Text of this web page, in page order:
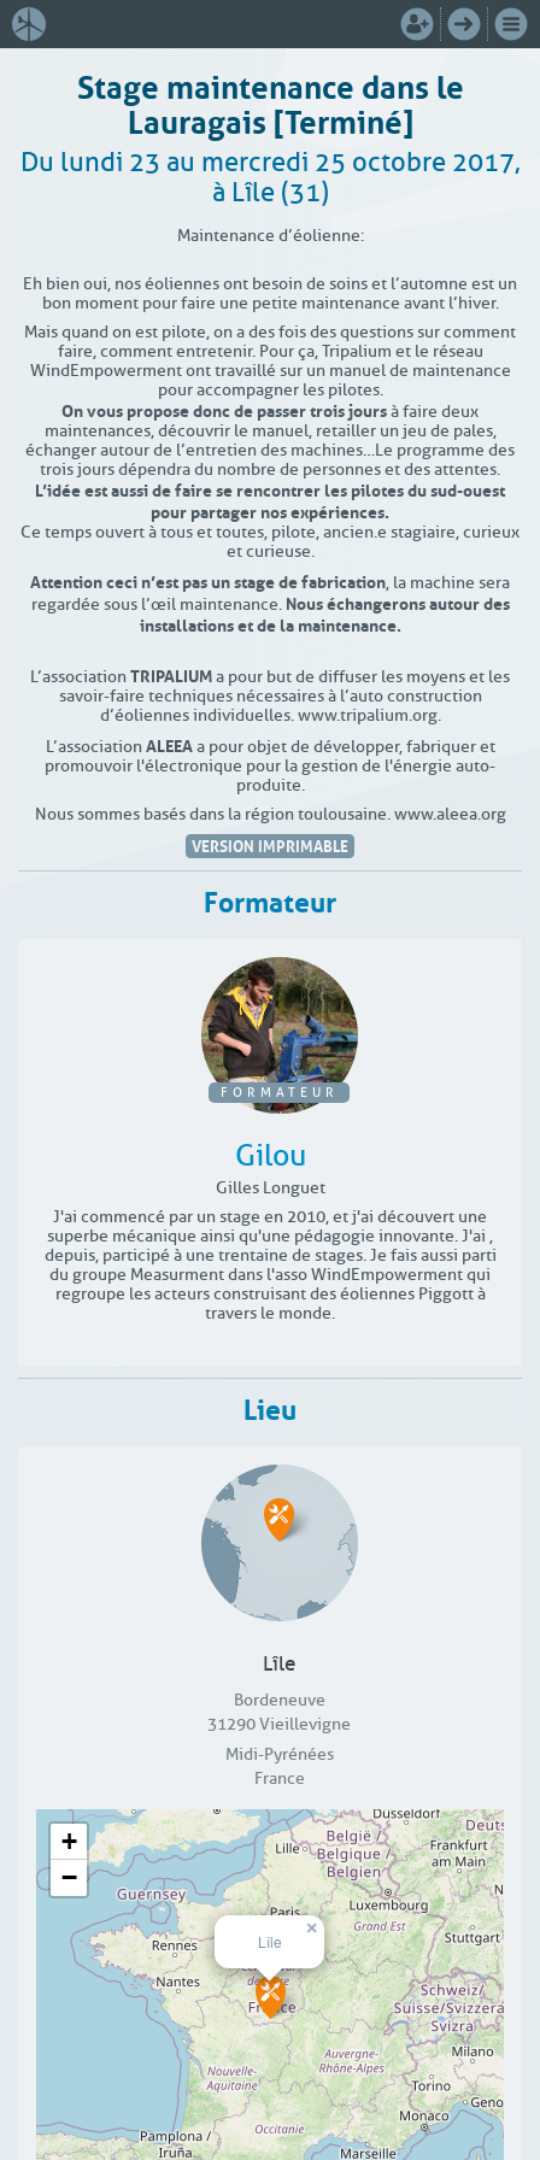
Stage maintenance dans le
Lauragais [Terminé]
Du lundi 23 au mercredi 25 octobre 2017,
à Lîle (31)
Maintenance d’éolienne :
Eh bien oui, nos éoliennes ont besoin de soins et l’automne est un
bon moment pour faire une petite maintenance avant l’hiver.
Mais quand on est pilote, on a des fois des questions sur comment
faire, comment entretenir. Pour ça, Tripalium et le réseau
WindEmpowerment ont travaillé sur un manuel de maintenance
pour accompagner les pilotes.
On vous propose donc de passer trois joursà faire deux
maintenances, découvrir le manuel, retailler un jeu de pales,
échanger autour de l’entretien des machines…Le programme des
trois jours dépendra du nombre de personnes et des attentes.
L’idée est aussi de faire se rencontrer les pilotes du sud-ouest
pour partager nos expériences.
Ce temps ouvert à tous et toutes, pilote, ancien.e stagiaire, curieux
et curieuse.
Attention ceci n’est pas un stage de fabrication, la machine sera
regardée sous l’œil maintenance. Nous échangerons autour des
installations et de la maintenance.
L’association TRIPALIUMa pour but de diffuser les moyens et les
savoir-faire techniques nécessaires à l’auto construction
d’éoliennes individuelles. www.tripalium.org.
L’association ALEEAa pour objet de développer, fabriquer et
promouvoir l'électronique pour la gestion de l'énergie auto-
produite.
Nous sommes basés dans la région toulousaine. www.aleea.org
VERSION IMPRIMABLE
Formateur
FORMATEUR
Gilou
Gilles Longuet
J'ai commencé par un stage en 2010, et j'ai découvert une
superbe mécanique ainsi qu'une pédagogie innovante. J'ai ,
depuis, participé à une trentaine de stages. Je fais aussi parti
du groupe Measurment dans l'asso WindEmpowerment qui
regroupe les acteurs construisant des éoliennes Piggott à
travers le monde.
Lieu
Lîle
Bordeneuve
31290Vieillevigne
Midi-Pyrénées
France
Lîle
×
+
−